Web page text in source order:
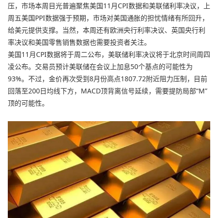
压，市场本周目光普遍聚焦美国11月CPI数据和美联储利率决议，上
周五美国PPI数据强于预期，市场对美国通胀的担忧情绪有所回升，
给美元提供支撑。当然，本周还有欧洲央行利率决议、英国央行利
率决议和美国零售销售数据也需要投资者关注。
美国11月CPI数据将于周二公布，美联储利率决议将于北京时间周四
凌公布。交易员预计美联储在会议上加息50个基点的可能性为
93%。不过，金价再次受到8月份高点1807.72附近阻力压制，目前
回落至200日均线下方，MACD顶背离信号延续，需要提防局部“M”
顶的可能性。